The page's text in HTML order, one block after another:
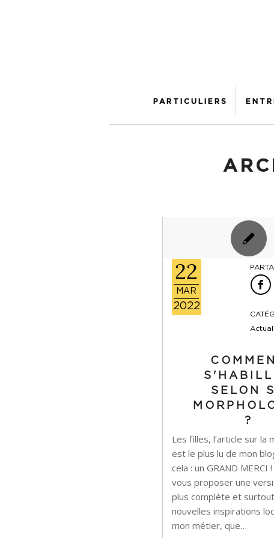
PARTICULIERS
22
MAR
2022
SELON
?
Les filles, l’article sur la
est le plus lu de mon
cela : un GRAND MERCI !
vous proposer une
plus complète et
nouvelles inspirations
mon métier, que…